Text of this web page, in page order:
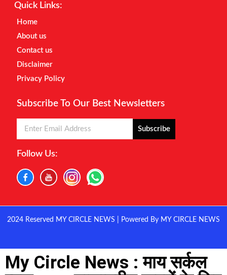
Quick Links:
Home
About us
Contact us
Disclaimer
Privacy Policy
Subscribe To Our Best Newsletters
Subscribe
Follow Us:
2024 Reserved MY CIRCLE NEWS | Powered By MY CIRCLE NEWS
My Circle News : माय सर्कल